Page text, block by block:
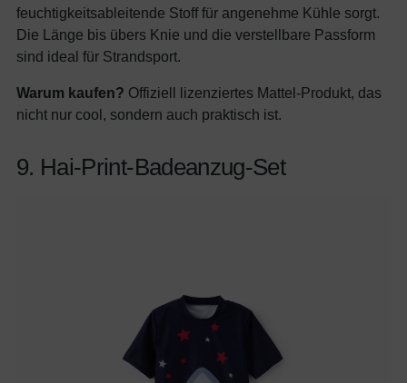
feuchtigkeitsableitende Stoff für angenehme Kühle sorgt.
Die Länge bis übers Knie und die verstellbare Passform
sind ideal für Strandsport.
Warum kaufen? Offiziell lizenziertes Mattel-Produkt, das
nicht nur cool, sondern auch praktisch ist.
9. Hai-Print-Badeanzug-Set